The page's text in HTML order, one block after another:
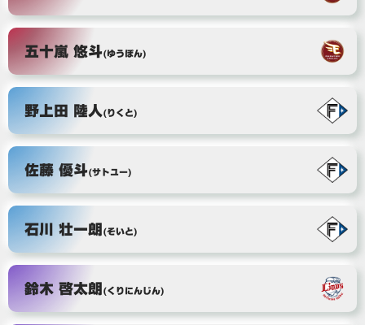
五十嵐 悠斗(ゆうぽん)
野上田 陸人(りくと)
佐藤 優斗(サトユー)
石川 壮一朗 (そいと)
鈴木 啓太朗 (くりにんじん)